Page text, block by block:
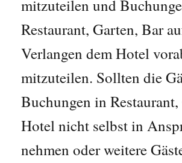
mitzuteilen und
Restaurant, Garten, Bar
Verlangen dem Hotel
mitzuteilen. Sollten die
Buchungen in
Hotel nicht selbst in
nehmen oder weitere